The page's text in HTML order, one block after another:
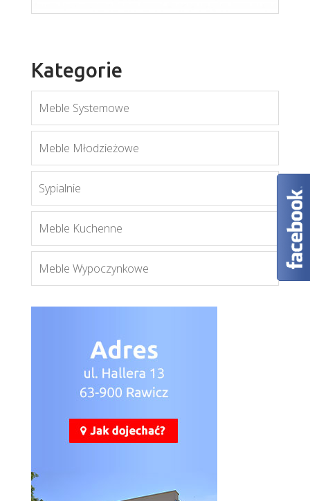
Kategorie
Meble Systemowe
Meble Młodzieżowe
Sypialnie
Meble Kuchenne
Meble Wypoczynkowe